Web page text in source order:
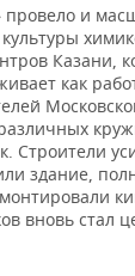
провело и
Казани,
как
Строители
здание,
вновь стал